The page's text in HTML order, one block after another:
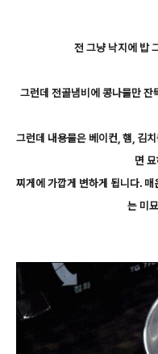
전 그냥 낙지에 밥
그런데 전골냄비에 콩나물만 잔
그런데 내용물은 베이컨, 햄, 김
면
찌게에 가깝게 변하게 됩니다.
는 미